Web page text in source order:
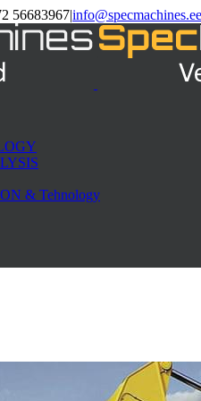
56683967|info@specmachines.ee
& Tehnology